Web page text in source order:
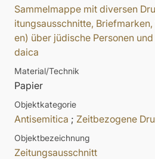
Sammelmappe mit diversen
itungsausschnitte,
en) über jüdische Personen
daica
Material/Technik
Papier
Objektkategorie
Antisemitica ; Zeitbezogene
Objektbezeichnung
Zeitungsausschnitt